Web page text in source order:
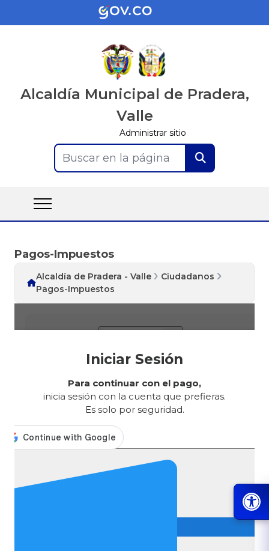
Alcaldía Municipal de Pradera,
Valle
Administrar sitio
Buscar en la página
Pagos-Impuestos
Alcaldía de Pradera - Valle
Ciudadanos
Pagos-Impuestos